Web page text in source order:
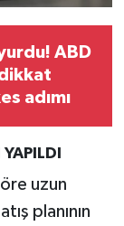
ABD
adımı
uzun
planının